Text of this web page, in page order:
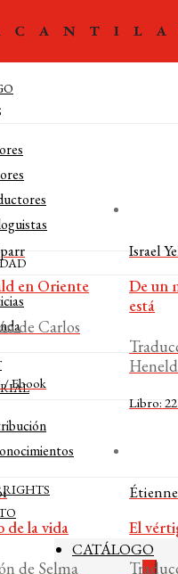
CATÁLOGO
en Oriente
de Carlos
Ebook
Israel
De un
está
Libro:
de la vida
de Selma
El